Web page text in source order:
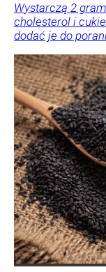
Wystarczą 2
cholesterol i
dodać je do